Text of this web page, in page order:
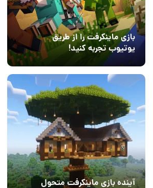
بازی ماینکرفت را از طریق
یوتیوب تجربه کنید!
41
آینده بازی ماینکرفت متحول